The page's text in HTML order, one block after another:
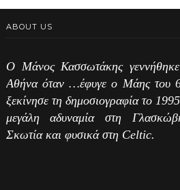
ABOUT US
Ο Μάνος Κασσωτάκης
Αθήνα όταν …έφυγε ο Μάης του
ξεκίνησε τη δημοσιογραφία το
μεγάλη αδυναμία στη
Σκωτία και φυσικά στη Celtic.